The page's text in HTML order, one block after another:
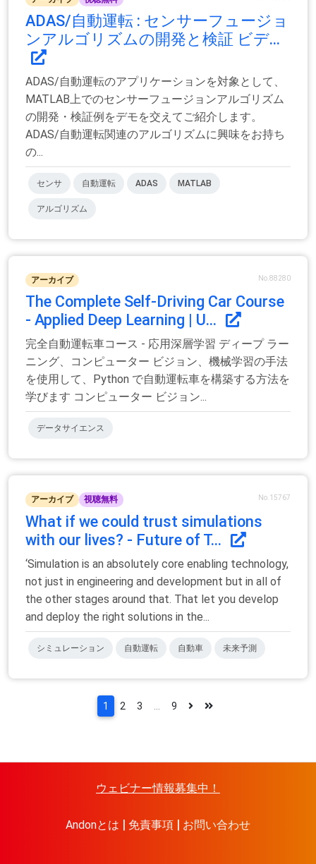
ADAS/自動運転 : センサーフュージョ
ンアルゴリズムの開発と検証 ビデ...
ADAS/自動運転のアプリケーションを対象として、
MATLAB上でのセンサーフュージョンアルゴリズム
の開発・検証例をデモを交えてご紹介します。
ADAS/自動運転関連のアルゴリズムに興味をお持ち
の...
センサ 自動運転 ADAS MATLAB
アルゴリズム
アーカイブ No.88280
The Complete Self-Driving Car Course
- Applied Deep Learning | U...
完全自動運転車コース - 応用深層学習 ディープ ラー
ニング、コンピューター ビジョン、機械学習の手法
を使用して、Python で自動運転車を構築する方法を
学びます コンピューター ビジョン...
データサイエンス
アーカイブ 視聴無料 No.15767
What if we could trust simulations
with our lives? - Future of T...
‘Simulation is an absolutely core enabling technology,
not just in engineering and development but in all of
the other stages around that. That let you develop
and deploy the right solutions in the...
シミュレーション 自動運転 自動車 未来予測
1 2 3 9
ウェビナー情報募集中！
Andonとは 免責事項 お問い合わせ